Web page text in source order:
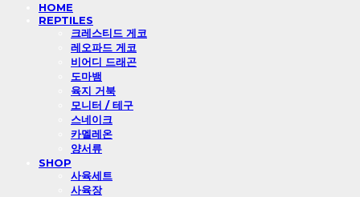
HOME
REPTILES
크레스티드 게코
레오파드 게코
비어디 드래곤
도마뱀
육지 거북
모니터 / 테구
스네이크
카멜레온
양서류
SHOP
사육세트
사육장